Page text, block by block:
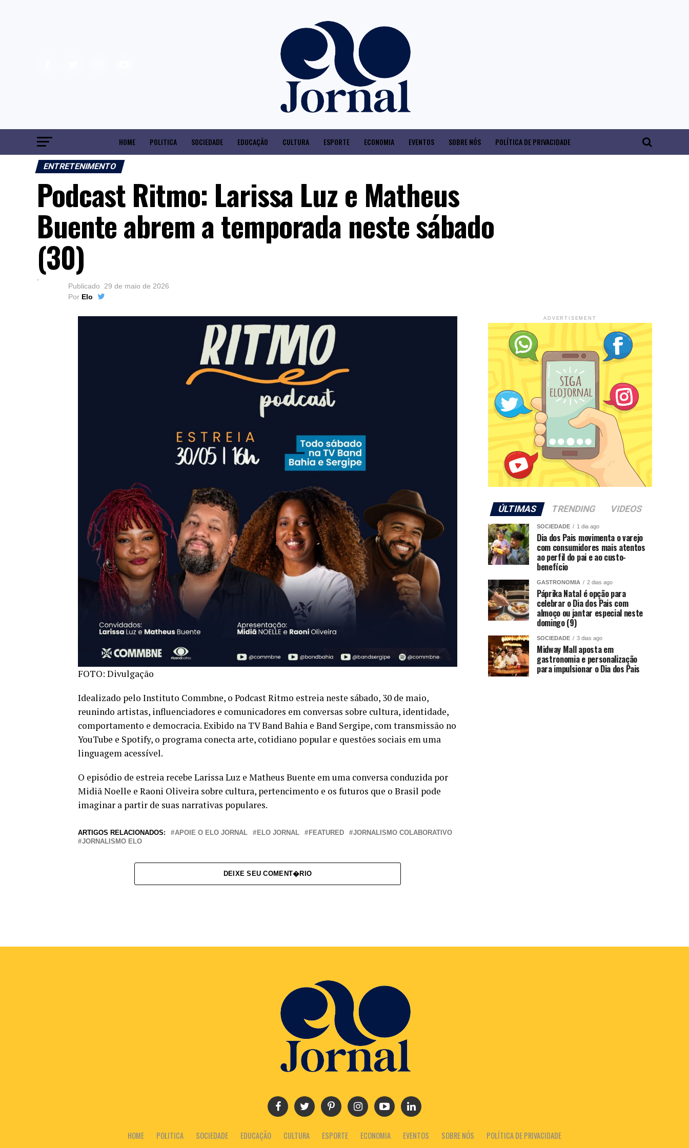
HOME POLITICA SOCIEDADE EDUCAÇÃO CULTURA ESPORTE ECONOMIA EVENTOS SOBRE NÓS POLÍTICA DE PRIVACIDADE
ENTRETENIMENTO
Podcast Ritmo: Larissa Luz e Matheus
Buente abrem a temporada neste sábado
(30)
Publicado
29 de maio de 2026
Por Elo
FOTO: Divulgação
Idealizado pelo Instituto Commbne, o Podcast Ritmo estreia neste sábado, 30 de maio,
reunindo artistas, influenciadores e comunicadores em conversas sobre cultura, identidade,
comportamento e democracia. Exibido na TV Band Bahia e Band Sergipe, com transmissão no
YouTube e Spotify, o programa conecta arte, cotidiano popular e questões sociais em uma
linguagem acessível.
O episódio de estreia recebe Larissa Luz e Matheus Buente em uma conversa conduzida por
Midiã Noelle e Raoni Oliveira sobre cultura, pertencimento e os futuros que o Brasil pode
imaginar a partir de suas narrativas populares.
ARTIGOS RELACIONADOS: APOIE O ELO JORNAL ELO JORNAL FEATURED
JORNALISMO COLABORATIVO
JORNALISMO ELO
DEIXE SEU COMENT�RIO
ADVERTISEMENT
ÚLTIMAS TRENDING VIDEOS
SOCIEDADE 1 dia ago
Dia dos Pais movimenta o varejo
com consumidores mais atentos
ao perfil do pai e ao custo-
benefício
GASTRONOMIA 2 dias ago
Páprika Natal é opção para
celebrar o Dia dos Pais com
almoço ou jantar especial neste
domingo (9)
SOCIEDADE 3 dias ago
Midway Mall aposta em
gastronomia e personalização
para impulsionar o Dia dos Pais
HOME POLITICA SOCIEDADE EDUCAÇÃO CULTURA ESPORTE ECONOMIA EVENTOS SOBRE NÓS POLÍTICA DE PRIVACIDADE